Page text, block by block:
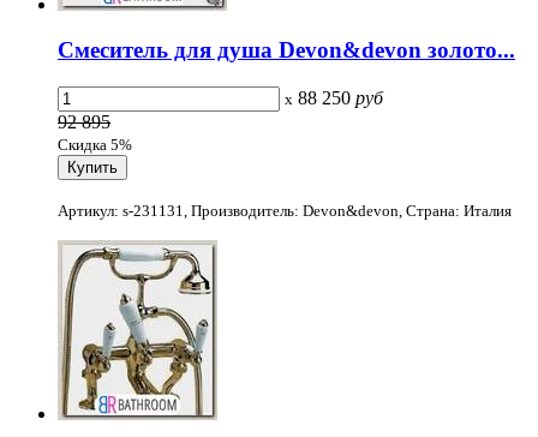
Смеситель для душа Devon&devon золото...
x 88 250 руб
92 895
Скидка 5%
Артикул: s-231131, Производитель: Devon&devon, Страна: Италия